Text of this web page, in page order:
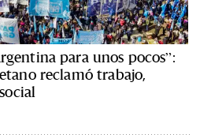
para unos pocos”:
reclamó trabajo,